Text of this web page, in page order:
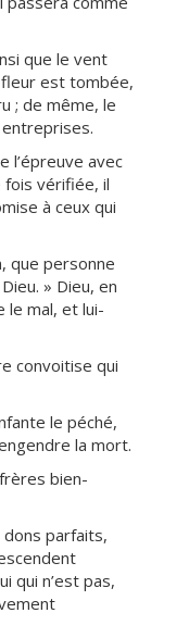
que le vent
fleur est tombée,
; de même, le
l’épreuve avec
fois vérifiée, il
à ceux qui
que personne
» Dieu, en
mal, et lui-
convoitise qui
le péché,
la mort.
bien-
parfaits,
qui n’est pas,